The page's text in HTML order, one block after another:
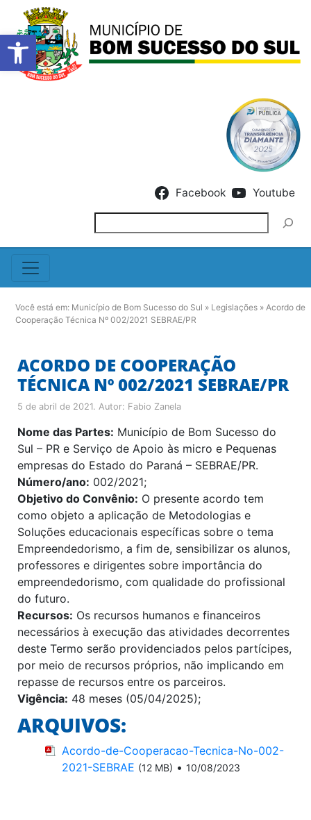
Barra de Ferramentas
Facebook Youtube
Você está em: Município de Bom Sucesso do Sul » Legislações » Acordo de
Cooperação Técnica Nº 002/2021 SEBRAE/PR
ACORDO DE COOPERAÇÃO
TÉCNICA Nº 002/2021 SEBRAE/PR
5 de abril de 2021. Autor: Fabio Zanela
Nome das Partes: Município de Bom Sucesso do
Sul – PR e Serviço de Apoio às micro e Pequenas
empresas do Estado do Paraná – SEBRAE/PR.
Número/ano: 002/2021;
Objetivo do Convênio: O presente acordo tem
como objeto a aplicação de Metodologias e
Soluções educacionais específicas sobre o tema
Empreendedorismo, a fim de, sensibilizar os alunos,
professores e dirigentes sobre importância do
empreendedorismo, com qualidade do profissional
do futuro.
Recursos: Os recursos humanos e financeiros
necessários à execução das atividades decorrentes
deste Termo serão providenciados pelos partícipes,
por meio de recursos próprios, não implicando em
repasse de recursos entre os parceiros.
Vigência: 48 meses (05/04/2025);
ARQUIVOS:
Acordo-de-Cooperacao-Tecnica-No-002-
2021-SEBRAE (12 MB) • 10/08/2023